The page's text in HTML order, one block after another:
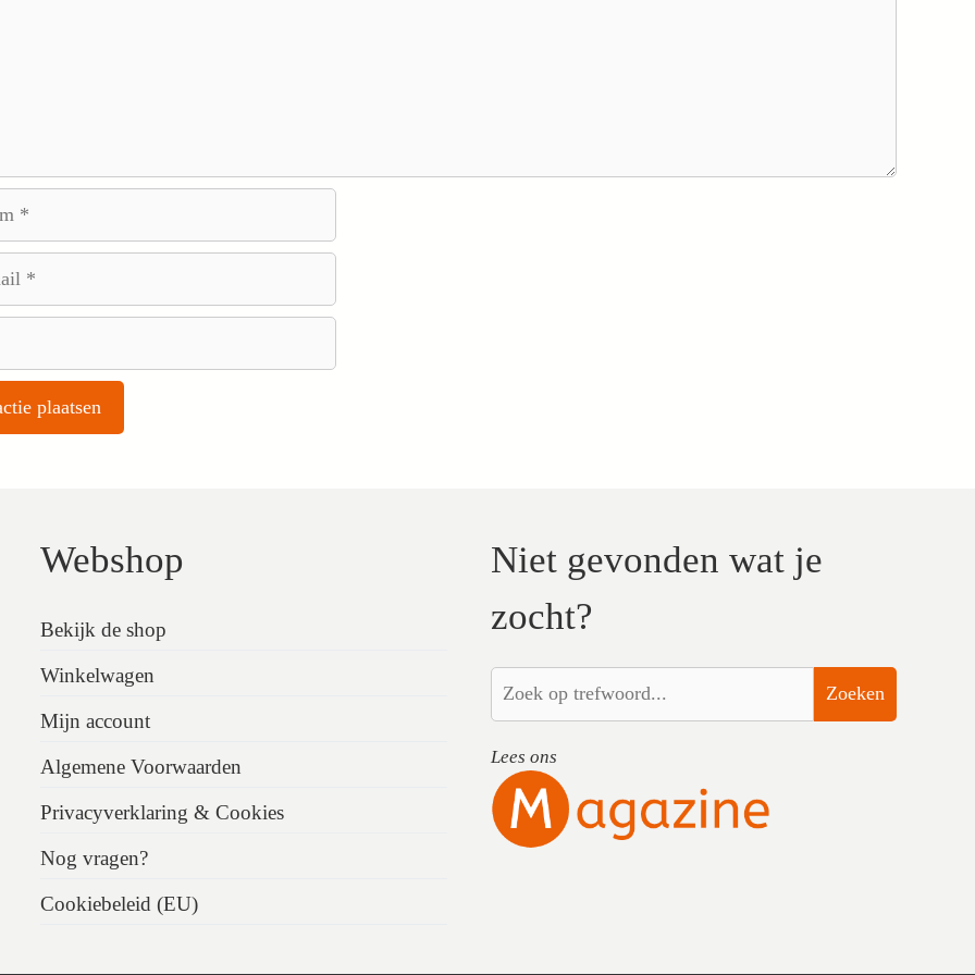
Webshop
Bekijk de shop
Winkelwagen
Mijn account
Algemene Voorwaarden
Privacyverklaring & Cookies
Nog vragen?
Cookiebeleid (EU)
Niet gevonden wat je
zocht?
Zoeken
Lees ons